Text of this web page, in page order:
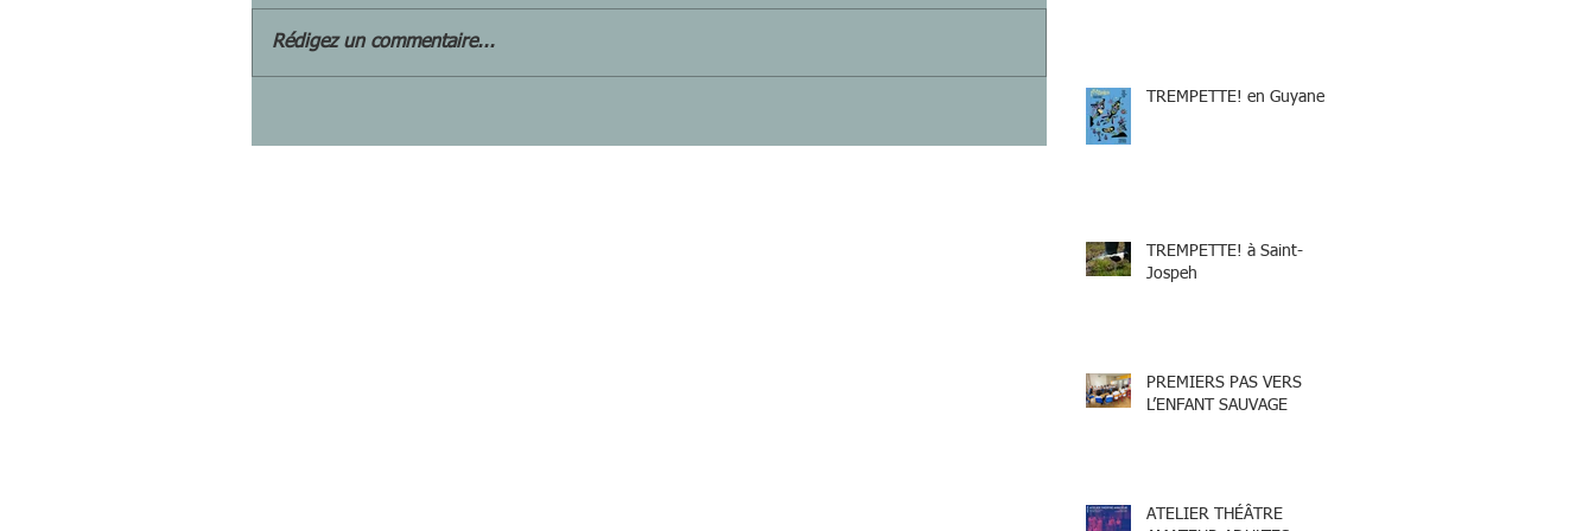
Rédigez un commentaire...
TREMPETTE! en Guyane
TREMPETTE! à Saint-
Jospeh
PREMIERS PAS VERS
L’ENFANT SAUVAGE
ATELIER THÉÂTRE